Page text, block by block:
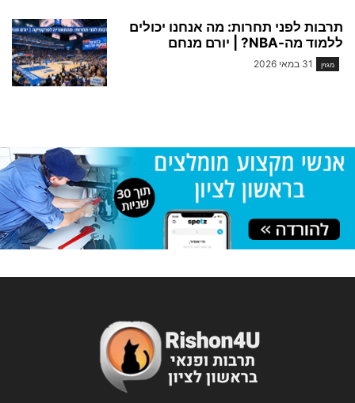
תרבות לפני תחרות: מה אנחנו יכולים
ללמוד מה-NBA? | יורם מנחם
מגזין 31 במאי 2026